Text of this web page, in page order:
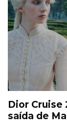
Dior Cruise
saída de